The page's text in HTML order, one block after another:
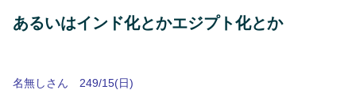
あるいはインド化とかエジプト化とか
名無しさん 249/15(日)